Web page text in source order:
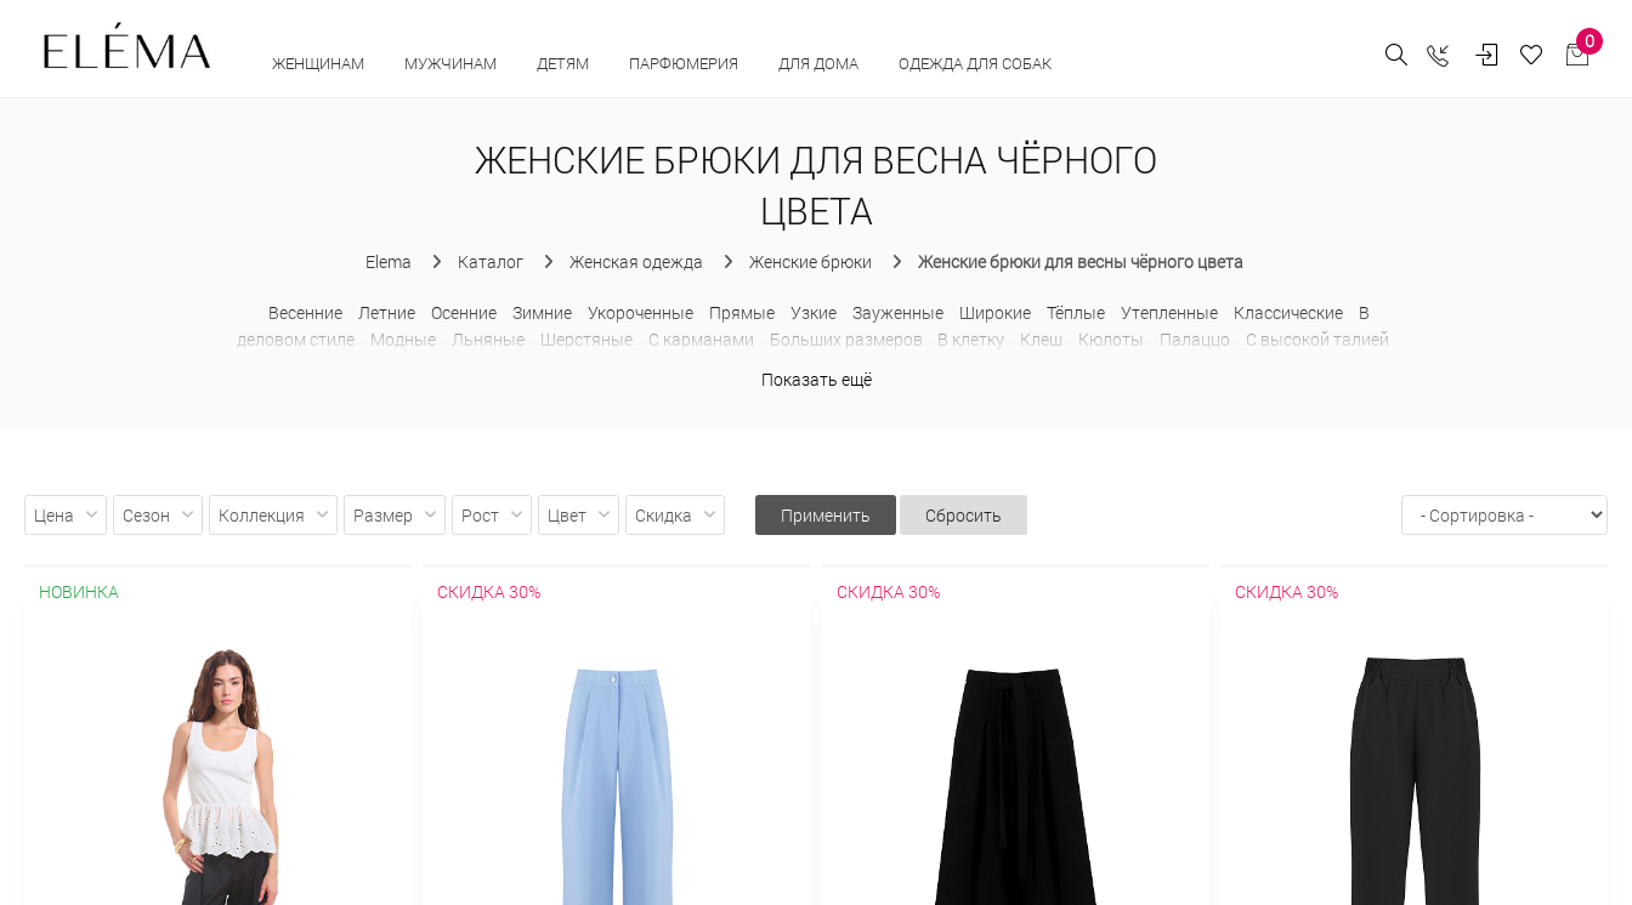
ЖЕНЩИНАМ МУЖЧИНАМ ДЕТЯМ ПАРФЮМЕРИЯ ДЛЯ ДОМА ОДЕЖДА ДЛЯ СОБАК
0
ЖЕНСКИЕ БРЮКИ ДЛЯ ВЕСНА ЧЁРНОГО
ЦВЕТА
Elema Каталог Женская одежда Женские брюки Женские брюки для весны чёрного цвета
Весенние Летние Осенние Зимние Укороченные Прямые Узкие Зауженные Широкие Тёплые Утепленные Классические
В
деловом стиле
Модные Льняные Шерстяные С карманами Больших размеров В клетку Клеш Кюлоты Палаццо
С высокой талией
Показать ещё
Цена Сезон Коллекция Размер Рост Цвет Скидка Применить Сбросить
НОВИНКА СКИДКА 30% СКИДКА 30% СКИДКА 30%